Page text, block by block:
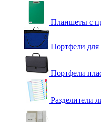
Планшеты с
Портфели для
Портфели
Разделители